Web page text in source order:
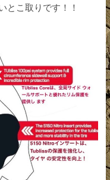
とこ取りです！！